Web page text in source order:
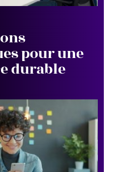
pour une
durable